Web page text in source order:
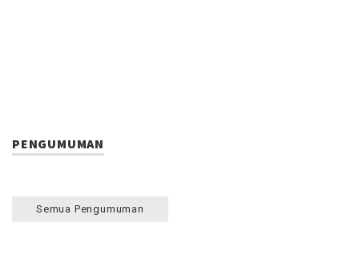
PENGUMUMAN
Semua Pengumuman